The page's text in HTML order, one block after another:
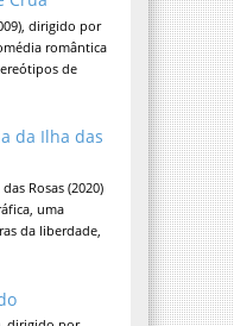
dirigido por
romântica
de
da Ilha das
Rosas (2020)
uma
da liberdade,